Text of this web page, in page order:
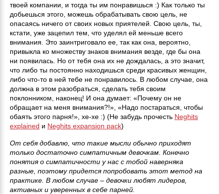
твоей компании, и тогда ты им понравишься :) Как только ты
добьешься этого, можешь обрабатывать свою цель, не
опасаясь ничего от своих новых приятелей. Свою цель, ты,
кстати, уже зацепил тем, что уделял ей меньше всего
внимания. Это заинтриговало ее, так как она, вероятно,
привыкла ко множеству знаков внимания везде, где бы она
ни появилась. Но от тебя она их не дождалась, а это значит,
что либо ты постоянно находишься среди красивых женщин,
либо что-то в ней тебе не понравилось. В любом случае, она
должна в этом разобраться, сделать тебя своим
поклонником, наконец! И она думает: «Почему он не
обращает на меня внимания?!», «Надо постараться, чтобы
обаять этого парня!», хе-хе :) (Не забудь прочесть Neghits
explained и Neghits expansion pack)
От себя добавлю, что такие мысли обычно приходят
только достаточно симпатичным девочкам. Конечно
понятия о симпатичности у нас с тобой наверняка
разные, поэтому придется попробовать этот метод на
практике. В любом случае – девочки любят лидеров,
активных и уверенных в себе парней.